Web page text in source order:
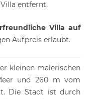
entfernt.
Villa auf
Aufpreis erlaubt.
kleinen malerischen
und 260 m vom
Die Stadt ist durch